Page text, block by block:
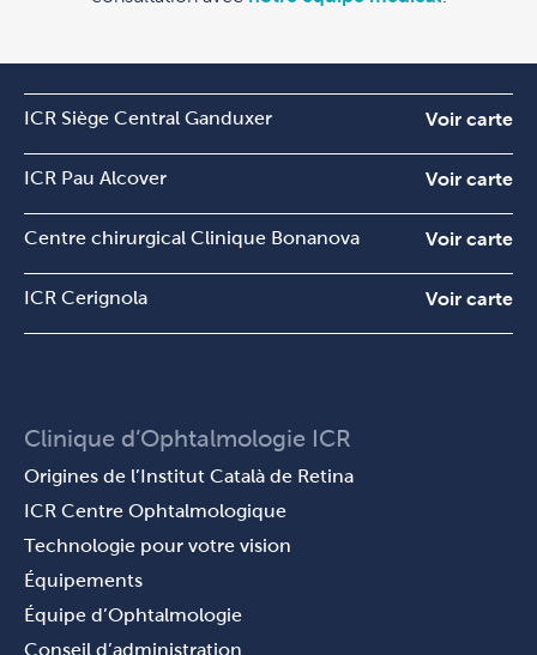
ICR Siège Central Ganduxer Voir carte
ICR Pau Alcover Voir carte
Centre chirurgical Clinique Bonanova Voir carte
ICR Cerignola Voir carte
Clinique d’Ophtalmologie ICR
Origines de l’Institut Català de Retina
ICR Centre Ophtalmologique
Technologie pour votre vision
Équipements
Équipe d’Ophtalmologie
Conseil d’administration